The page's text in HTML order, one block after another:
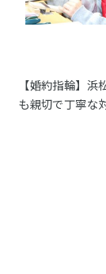
【婚約指輪】
も親切で丁寧な